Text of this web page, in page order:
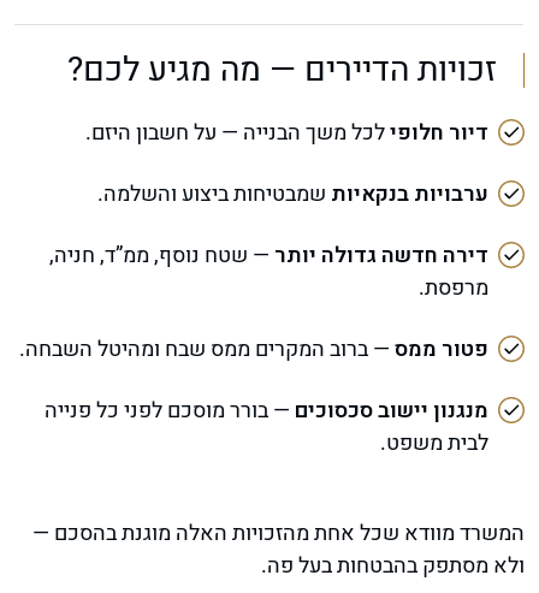
זכויות הדיירים — מה מגיע לכם?
דיור חלופילכל משך הבנייה — על חשבון היזם.
ערבויות בנקאיות שמבטיחות ביצוע והשלמה.
דירה חדשה גדולה יותר — שטח נוסף, ממ”ד, חניה,
מרפסת.
פטור ממס— ברוב המקרים ממס שבח ומהיטל השבחה.
מנגנון יישוב סכסוכים — בורר מוסכם לפני כל פנייה
לבית משפט.
המשרד מוודא שכל אחת מהזכויות האלה מוגנת בהסכם —
ולא מסתפק בהבטחות בעל פה.